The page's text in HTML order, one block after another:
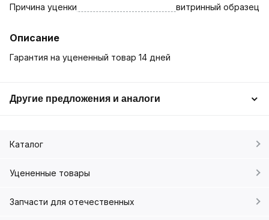
Причина уценки витринный образец
Описание
Гарантия на уцененный товар 14 дней
Другие предложения и аналоги
Каталог
Уцененные товары
Запчасти для отечественных